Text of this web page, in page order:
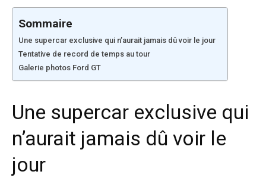
Sommaire
Une supercar exclusive qui n’aurait jamais dû voir le jour
Tentative de record de temps au tour
Galerie photos Ford GT
Une supercar exclusive qui
n’aurait jamais dû voir le
jour